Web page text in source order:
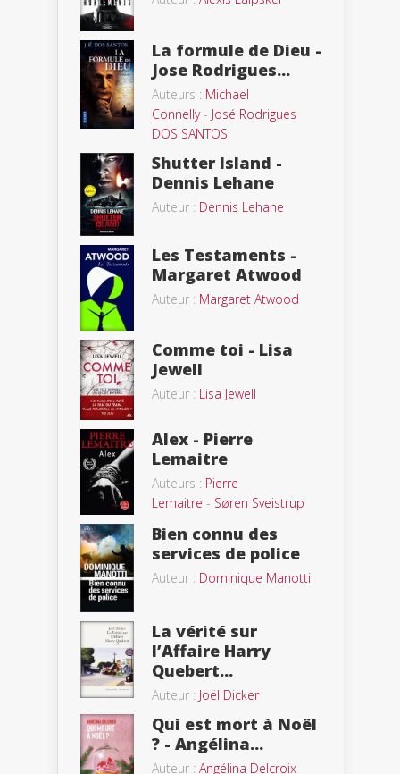
La formule de Dieu -
Jose Rodrigues...
Auteurs : Michael
Connelly- José Rodrigues
DOS SANTOS
Shutter Island -
Dennis Lehane
Auteur : Dennis Lehane
Les Testaments -
Margaret Atwood
Auteur : Margaret Atwood
Comme toi - Lisa
Jewell
Auteur : Lisa Jewell
Alex - Pierre
Lemaitre
Auteurs : Pierre
Lemaitre - Søren Sveistrup
Bien connu des
services de police
Auteur : Dominique Manotti
La vérité sur
l’Affaire Harry
Quebert...
Auteur : Joël Dicker
Qui est mort à Noël
? - Angélina...
Auteur : Angélina Delcroix